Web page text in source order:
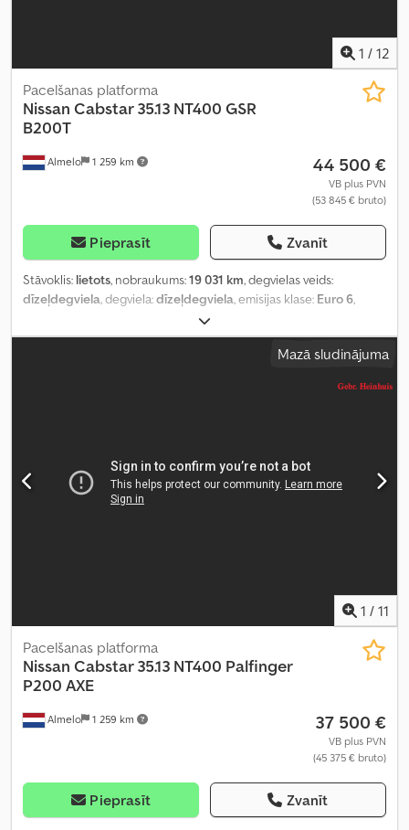
1 / 12
Almelo 1 259 km
Pacelšanas platforma
Nissan Cabstar 35.13 NT400 GSR
B200T
44 500 €
VB plus PVN
(53 845 € bruto)
Pieprasīt Zvanīt
Stāvoklis: lietots, nobraukums:19 031 km, degvielas veids:
dīzeļdegviela , degviela:dīzeļdegviela , emisijas klase: Euro 6
, darbības stundas:
AdBlue,
Mazā sludinājuma
1 / 11
Almelo 1 259 km
Pacelšanas platforma
Nissan Cabstar 35.13 NT400 Palfinger
P200 AXE
37 500 €
VB plus PVN
(45 375 € bruto)
Pieprasīt Zvanīt